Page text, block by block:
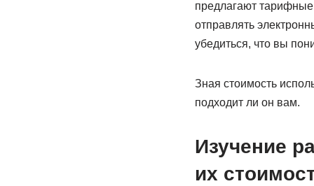
предлагают
отправлять
убедиться, что вы
Зная стоимость
подходит ли он вам.
Изучение
их